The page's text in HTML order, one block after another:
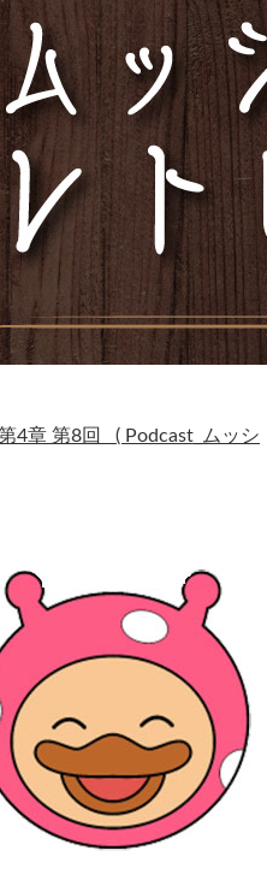
4章 第8回 ( Podcast_ムッシ